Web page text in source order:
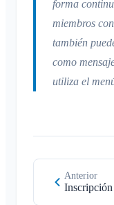
forma
miembros
también
como
utiliza el
Anterior